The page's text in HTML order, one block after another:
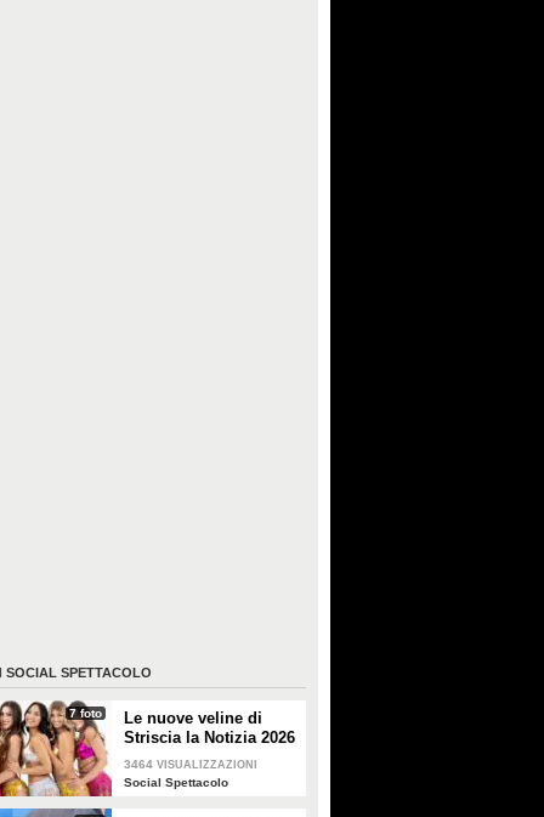
SOCIAL SPETTACOLO
7 foto
Le nuove veline di
Striscia la Notizia 2026
3464 VISUALIZZAZIONI
Social Spettacolo